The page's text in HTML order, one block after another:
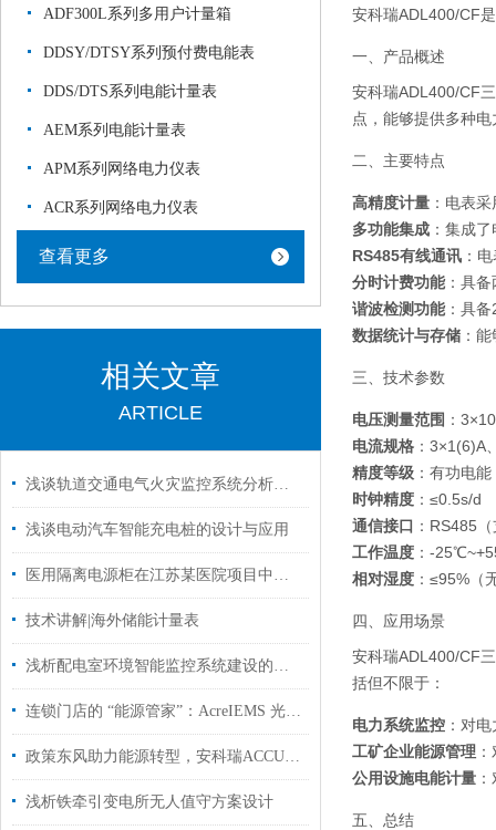
ADF300L系列多用户计量箱
DDSY/DTSY系列预付费电能表
DDS/DTS系列电能计量表
AEM系列电能计量表
APM系列网络电力仪表
ACR系列网络电力仪表
查看更多
相关文章
ARTICLE
浅谈轨道交通电气火灾监控系统分析措施
浅谈电动汽车智能充电桩的设计与应用
医用隔离电源柜在江苏某医院项目中的应用
技术讲解|海外储能计量表
浅析配电室环境智能监控系统建设的探索与实践
连锁门店的 “能源管家”：AcreIEMS 光储充，让每一度电都省在刀刃上
政策东风助力能源转型，安科瑞ACCU-100微电网协调控制器引*智慧能源新时代
浅析铁牵引变电所无人值守方案设计
安科瑞ADL400/CF
一、产品概述
安科瑞ADL400/CF
点，能够提供多种
二、主要特点
高精度计量 ：电表
多功能集成 ：集成
RS485有线通讯 ：
分时计费功能：具备
谐波检测功能：具备
数据统计与存储 ：
三、技术参数
电压测量范围 ：
电流规格 ：3×1(6)A
精度等级 ：有功电
时钟精度 ：≤0.5s/d
通信接口 ：RS485
工作温度 ：-
相对湿度 ：≤95%（
四、应用场景
安科瑞ADL400/CF
括但不限于：
电力系统监控 ：对
工矿企业能源管理
公用设施电能计量
五、总结